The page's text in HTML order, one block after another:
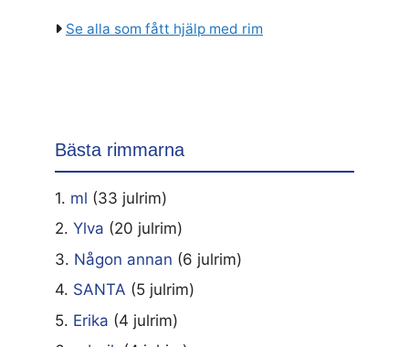
Se alla som fått hjälp med rim
Bästa rimmarna
1. ml (33 julrim)
2. Ylva (20 julrim)
3. Någon annan (6 julrim)
4. SANTA (5 julrim)
5. Erika (4 julrim)